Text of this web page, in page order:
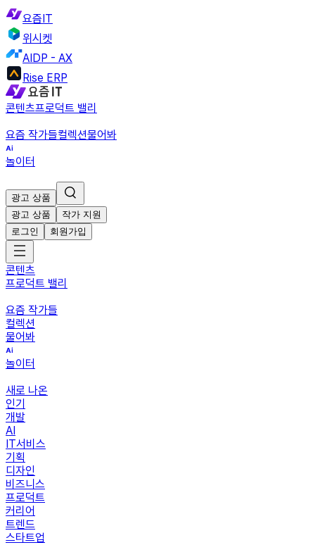
요즘IT
위시켓
AIDP - AX
Rise ERP
콘텐츠프로덕트 밸리
요즘 작가들컬렉션물어봐
놀이터
광고 상품
광고 상품
작가 지원
로그인
회원가입
콘텐츠
프로덕트 밸리
요즘 작가들
컬렉션
물어봐
놀이터
새로 나온
인기
개발
AI
IT서비스
기획
디자인
비즈니스
프로덕트
커리어
트렌드
스타트업